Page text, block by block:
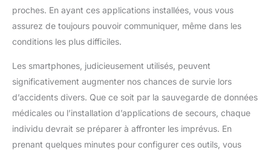
proches. En ayant ces applications installées, vous vous
assurez de toujours pouvoir communiquer, même dans les
conditions les plus difficiles.
Les smartphones, judicieusement utilisés, peuvent
significativement augmenter nos chances de survie lors
d’accidents divers. Que ce soit par la sauvegarde de données
médicales ou l’installation d’applications de secours, chaque
individu devrait se préparer à affronter les imprévus. En
prenant quelques minutes pour configurer ces outils, vous